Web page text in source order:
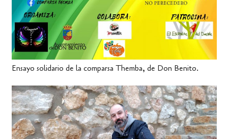
Ensayo solidario de la comparsa Themba, de Don Benito.